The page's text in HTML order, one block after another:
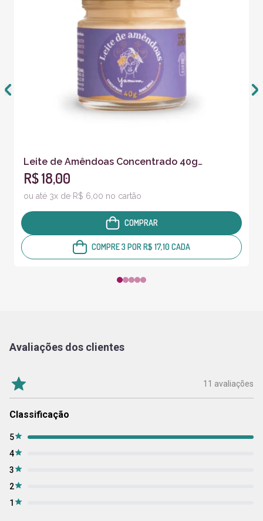
Leite de Amêndoas Concentrado 40g
Degustação
R$ 18,00
ou até 3x de R$ 6,00 no cartão
COMPRAR
COMPRE 3 POR R$ 17,10 CADA
Avaliações dos clientes
11 avaliações
Classificação
5
4
3
2
1